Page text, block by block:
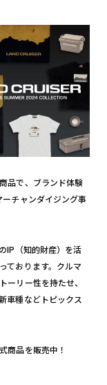
品で、ブランド体験
チャンダイジング事
IP（知的財産）を活
ております。クルマ
ーリー性を持たせ、
車種などトピックス
商品を販売中！